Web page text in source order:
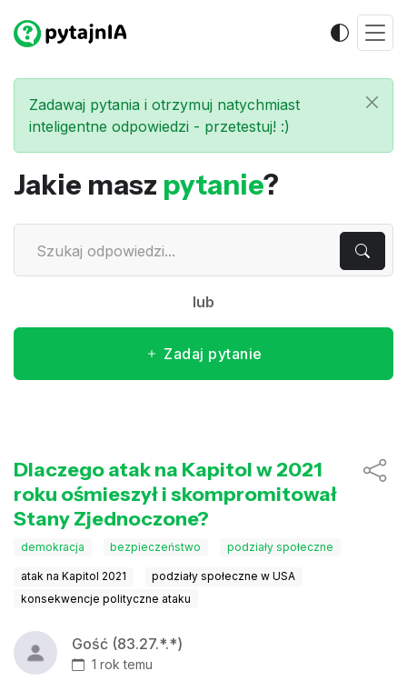
Zadawaj pytania i otrzymuj natychmiast
inteligentne odpowiedzi - przetestuj! :)
Jakie masz pytanie?
lub
Zadaj pytanie
Dlaczego atak na Kapitol w 2021
roku ośmieszył i skompromitował
Stany Zjednoczone?
demokracja bezpieczeństwo podziały społeczne
atak na Kapitol 2021
podziały społeczne w USA
konsekwencje polityczne ataku
Gość (83.27.*.*)
1 rok temu